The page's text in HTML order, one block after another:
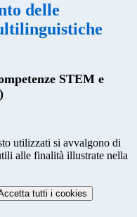
delle
STEM e
utilizzati si avvalgono di
alle finalità illustrate nella
tutti i cookies